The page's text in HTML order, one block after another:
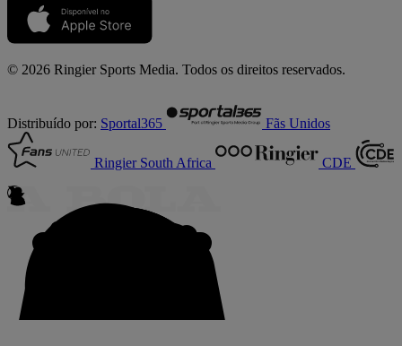
© 2026 Ringier Sports Media. Todos os direitos reservados.
Distribuído por: Sportal365 Fãs Unidos
Ringier South Africa CDE